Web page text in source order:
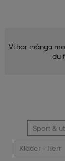
Vi har många
du
Sport &
Kläder - Herr